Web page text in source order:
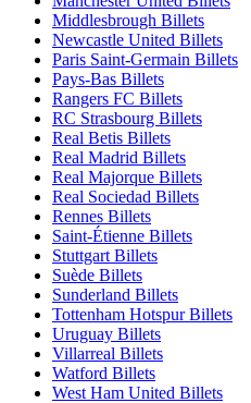
Middlesbrough Billets
Newcastle United Billets
Paris Saint-Germain Billets
Pays-Bas Billets
Rangers FC Billets
RC Strasbourg Billets
Real Betis Billets
Real Madrid Billets
Real Majorque Billets
Real Sociedad Billets
Rennes Billets
Saint-Étienne Billets
Stuttgart Billets
Suède Billets
Sunderland Billets
Tottenham Hotspur Billets
Uruguay Billets
Villarreal Billets
Watford Billets
West Ham United Billets